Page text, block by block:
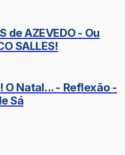
de AZEVEDO - Ou
SALLES!
O Natal... - Reflexão -
Sá